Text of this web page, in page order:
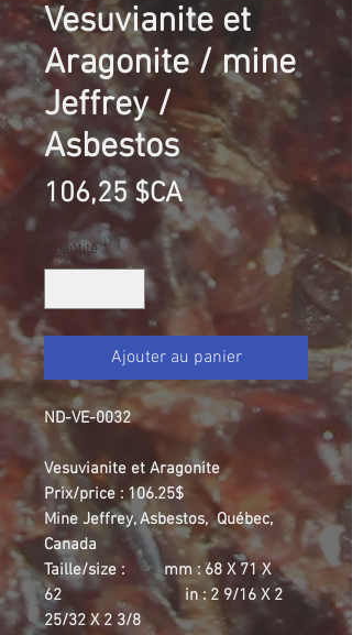
Vesuvianite et
Aragonite / mine
Jeffrey /
Asbestos
106,25 $CAPrix
Quantité *
Ajouter au panier
ND-VE-0032
Vesuvianite et Aragonite
Prix/price : 106.25$
Mine Jeffrey, Asbestos, Québec,
Canada
Taille/size : mm : 68 X 71 X
62 in : 2 9/16 X 2
25/32 X 2 3/8